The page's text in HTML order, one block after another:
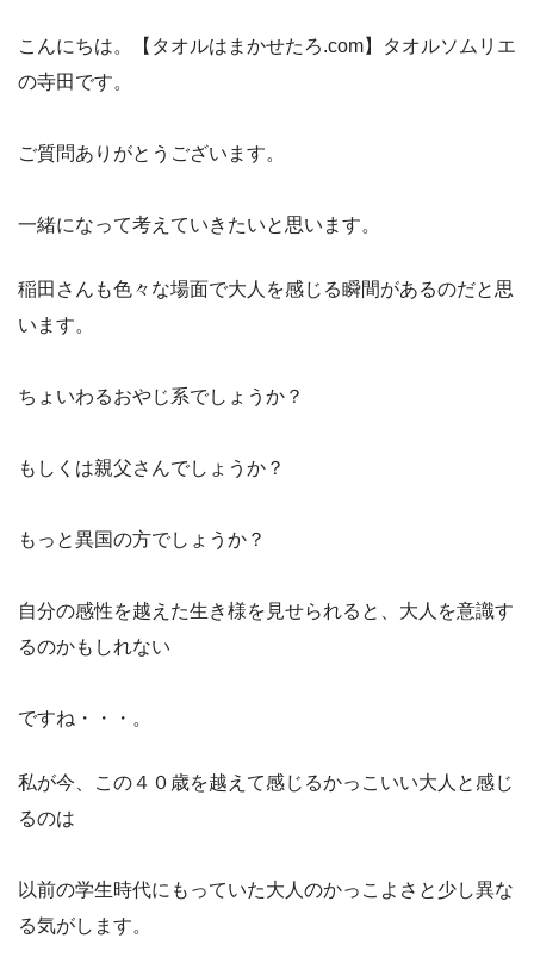
こんにちは。【タオルはまかせたろ.com】タオルソムリエ
の寺田です。
ご質問ありがとうございます。
一緒になって考えていきたいと思います。
稲田さんも色々な場面で大人を感じる瞬間があるのだと思
います。
ちょいわるおやじ系でしょうか？
もしくは親父さんでしょうか？
もっと異国の方でしょうか？
自分の感性を越えた生き様を見せられると、大人を意識す
るのかもしれない
ですね・・・。
私が今、この４０歳を越えて感じるかっこいい大人と感じ
るのは
以前の学生時代にもっていた大人のかっこよさと少し異な
る気がします。